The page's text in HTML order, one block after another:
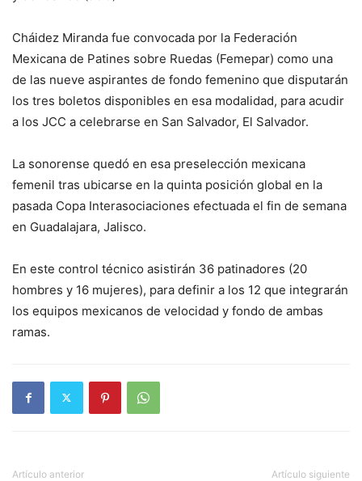
Cháidez Miranda fue convocada por la Federación
Mexicana de Patines sobre Ruedas (Femepar) como una
de las nueve aspirantes de fondo femenino que disputarán
los tres boletos disponibles en esa modalidad, para acudir
a los JCC a celebrarse en San Salvador, El Salvador.
La sonorense quedó en esa preselección mexicana
femenil tras ubicarse en la quinta posición global en la
pasada Copa Interasociaciones efectuada el fin de semana
en Guadalajara, Jalisco.
En este control técnico asistirán 36 patinadores (20
hombres y 16 mujeres), para definir a los 12 que integrarán
los equipos mexicanos de velocidad y fondo de ambas
ramas.
Artículo anterior Artículo siguiente